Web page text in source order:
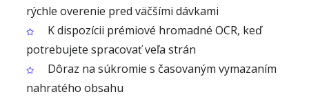
rýchle overenie pred väčšími dávkami
K dispozícii prémiové hromadné OCR, keď
potrebujete spracovať veľa strán
Dôraz na súkromie s časovaným vymazaním
nahratého obsahu